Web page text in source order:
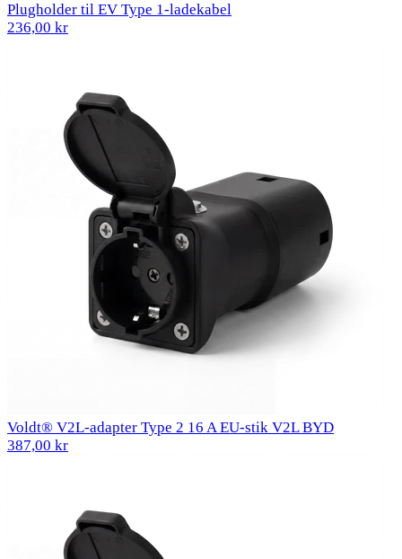
Plugholder til EV Type 1-ladekabel
236,00 kr
Voldt® V2L-adapter Type 2 16 A EU-stik V2L BYD
387,00 kr